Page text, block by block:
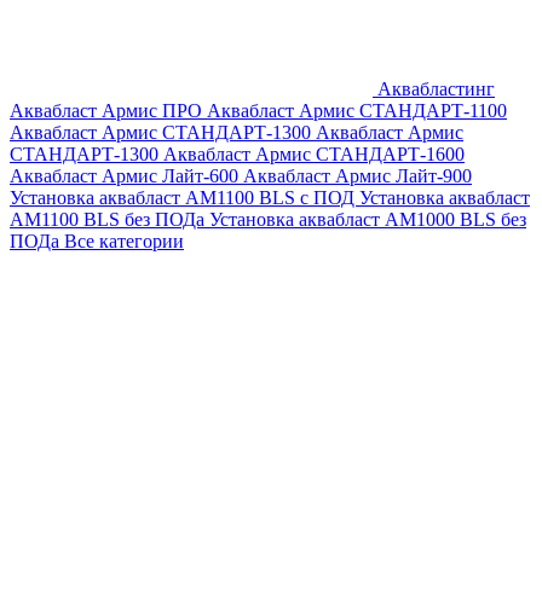
Аквабластинг
Аквабласт Армис ПРО Аквабласт Армис СТАНДАРТ-1100
Аквабласт Армис СТАНДАРТ-1300 Аквабласт Армис
СТАНДАРТ-1300 Аквабласт Армис СТАНДАРТ-1600
Аквабласт Армис Лайт-600 Аквабласт Армис Лайт-900
Установка аквабласт AM1100 BLS с ПОД Установка аквабласт
AM1100 BLS без ПОДа Установка аквабласт AM1000 BLS без
ПОДа Все категории